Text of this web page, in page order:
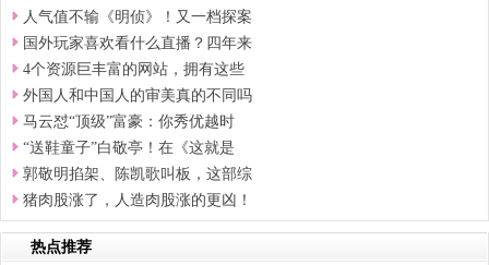
人气值不输《明侦》！又一档探案
国外玩家喜欢看什么直播？四年来
4个资源巨丰富的网站，拥有这些
外国人和中国人的审美真的不同吗
马云怼“顶级”富豪：你秀优越时
“送鞋童子”白敬亭！在《这就是
郭敬明掐架、陈凯歌叫板，这部综
猪肉股涨了，人造肉股涨的更凶！
热点推荐